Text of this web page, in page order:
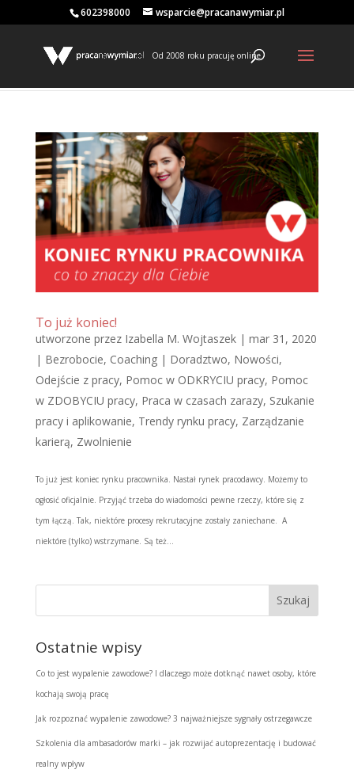
602398000 wsparcie@pracanawymiar.pl
Od 2008 roku pracuję online
To już koniec!
utworzone przez Izabella M. Wojtaszek| mar 31, 2020
| Bezrobocie, Coaching | Doradztwo, Nowości,
Odejście z pracy, Pomoc w ODKRYCIU pracy, Pomoc
w ZDOBYCIU pracy, Praca w czasach zarazy, Szukanie
pracy i aplikowanie, Trendy rynku pracy, Zarządzanie
karierą, Zwolnienie
To już jest koniec rynku pracownika. Nastał rynek pracodawcy. Możemy to
ogłosić oficjalnie. Przyjąć trzeba do wiadomości pewne rzeczy, które się z
tym łączą. Tak, niektóre procesy rekrutacyjne zostały zaniechane. A
niektóre (tylko) wstrzymane. Są też...
Ostatnie wpisy
Co to jest wypalenie zawodowe? I dlaczego może dotknąć nawet osoby, które
kochają swoją pracę
Jak rozpoznać wypalenie zawodowe? 3 najważniejsze sygnały ostrzegawcze
Szkolenia dla ambasadorów marki – jak rozwijać autoprezentację i budować
realny wpływ